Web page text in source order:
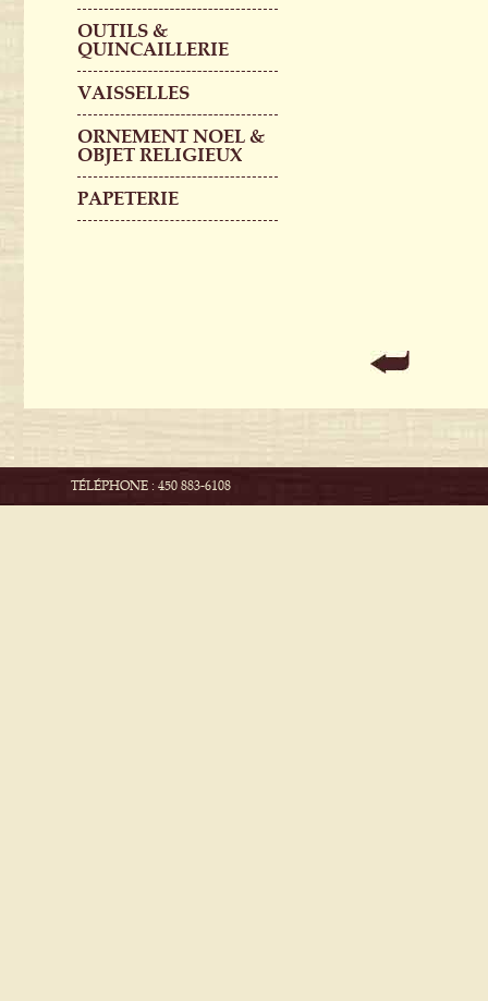
OUTILS &
QUINCAILLERIE
VAISSELLES
ORNEMENT NOEL &
OBJET RELIGIEUX
PAPETERIE
TÉLÉPHONE : 450 883-6108